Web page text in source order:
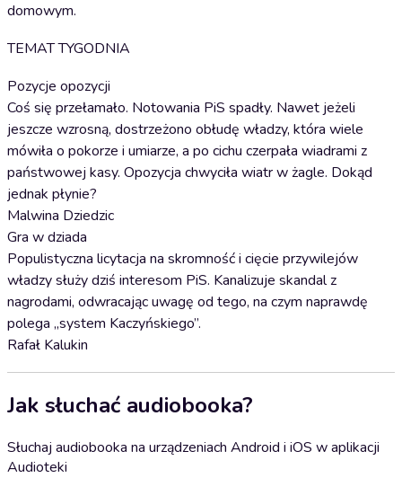
domowym.
TEMAT TYGODNIA
Pozycje opozycji
Coś się przełamało. Notowania PiS spadły. Nawet jeżeli
jeszcze wzrosną, dostrzeżono obłudę władzy, która wiele
mówiła o pokorze i umiarze, a po cichu czerpała wiadrami z
państwowej kasy. Opozycja chwyciła wiatr w żagle. Dokąd
jednak płynie?
Malwina Dziedzic
Gra w dziada
Populistyczna licytacja na skromność i cięcie przywilejów
władzy służy dziś interesom PiS. Kanalizuje skandal z
nagrodami, odwracając uwagę od tego, na czym naprawdę
polega „system Kaczyńskiego”.
Rafał Kalukin
Jak słuchać audiobooka?
Słuchaj audiobooka na urządzeniach Android i iOS w aplikacji
Audioteki